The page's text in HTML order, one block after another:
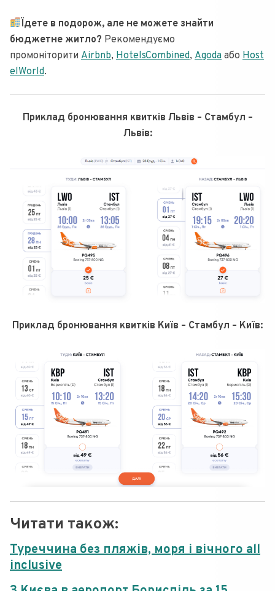
Їдете в подорож, але не можете знайти
бюджетне житло? Рекомендуємо
промоніторити Airbnb, HotelsCombined, Agoda або Host
elWorld.
Приклад бронювання квитків Львів – Стамбул –
Львів:
Приклад бронювання квитків Київ – Стамбул – Київ:
Читати також:
Туреччина без пляжів, моря і вічного all
inclusive